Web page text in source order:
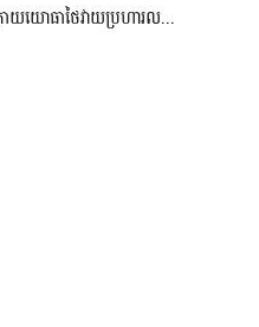
យយោធាថៃវាយប្រហារល...